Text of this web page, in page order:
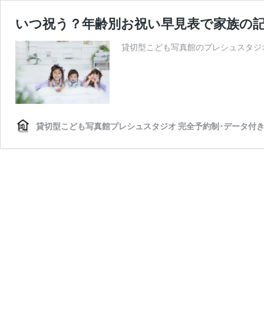
いつ祝う？年齢別お祝い早見表で家族の
貸切型こども写真館のプレシュスタ
貸切型こども写真館プレシュスタジオ 完全予約制･データ付き